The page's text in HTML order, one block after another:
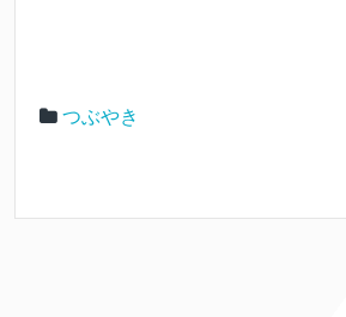
つぶやき